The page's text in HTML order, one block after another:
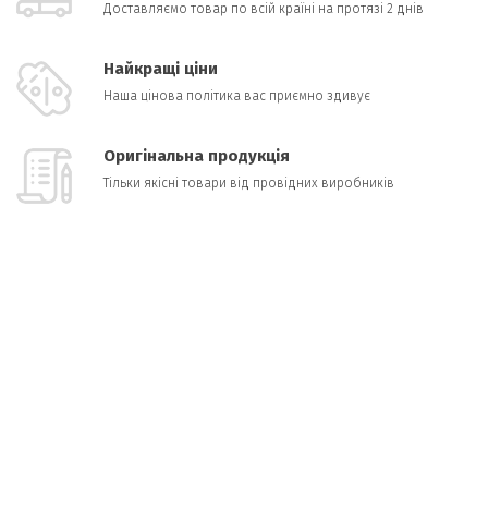
Доставляємо товар по всій країні на протязі 2 днів
Найкращі ціни
Наша цінова політика вас приємно здивує
Оригінальна продукція
Тільки якісні товари від провідних виробників